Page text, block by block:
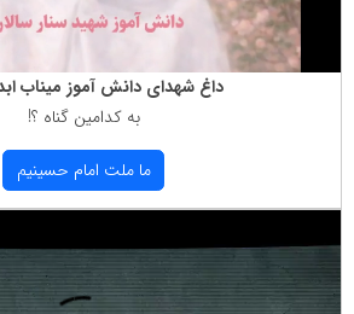
داغ شهدای دانش آموز میناب
به كدامین گناه ؟!
ما ملت امام حسینیم